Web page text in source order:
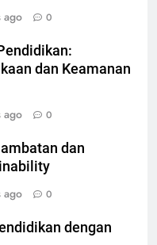
ago 0
dan Keamanan
ago 0
dan
ago 0
dengan